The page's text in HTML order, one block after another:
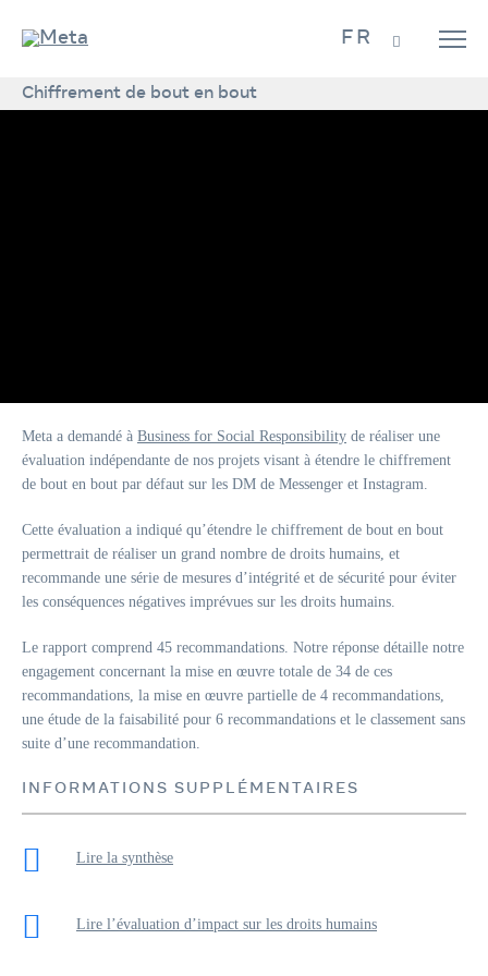
FR
Chiffrement de bout en bout
Meta a demandé à Business for Social Responsibility de réaliser une
évaluation indépendante de nos projets visant à étendre le chiffrement
de bout en bout par défaut sur les DM de Messenger et Instagram.
Cette évaluation a indiqué qu’étendre le chiffrement de bout en bout
permettrait de réaliser un grand nombre de droits humains, et
recommande une série de mesures d’intégrité et de sécurité pour éviter
les conséquences négatives imprévues sur les droits humains.
Le rapport comprend 45 recommandations. Notre réponse détaille notre
engagement concernant la mise en œuvre totale de 34 de ces
recommandations, la mise en œuvre partielle de 4 recommandations,
une étude de la faisabilité pour 6 recommandations et le classement sans
suite d’une recommandation.
INFORMATIONS SUPPLÉMENTAIRES
Lire la synthèse
Lire l’évaluation d’impact sur les droits humains